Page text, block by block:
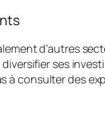
d’autres
diversifier ses
à consulter des